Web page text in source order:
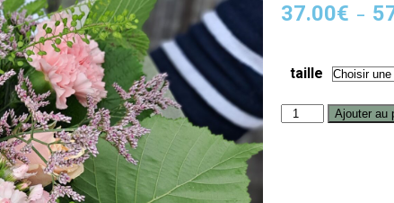
37.00€ –
taille
Ajouter au